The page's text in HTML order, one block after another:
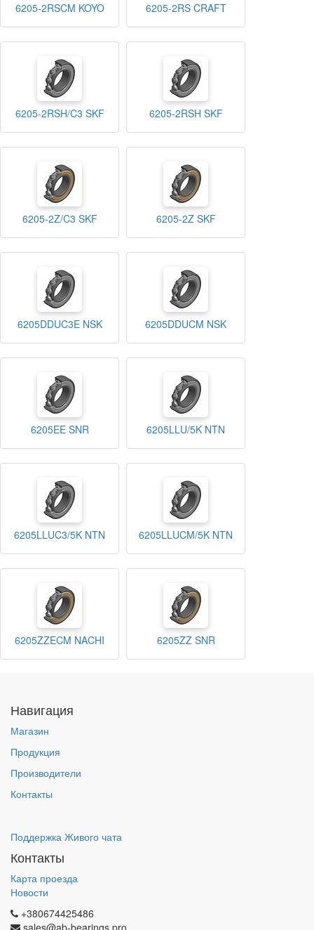
6205-2RSCM KOYO 6205-2RS CRAFT
6205-2RSH/C3 SKF 6205-2RSH SKF
6205-2Z/C3 SKF 6205-2Z SKF
6205DDUC3E NSK 6205DDUCM NSK
6205EE SNR 6205LLU/5K NTN
6205LLUC3/5K NTN 6205LLUCM/5K NTN
6205ZZECM NACHI 6205ZZ SNR
Навигация
Магазин
Продукция
Производители
Контакты
Поддержка Живого чата
Контакты
Карта проезда
Новости
+380674425486
sales@ab-bearings.pro